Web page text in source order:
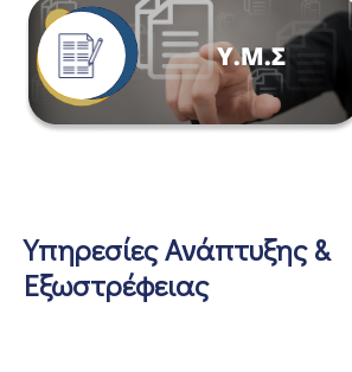
Υπηρεσίες Ανάπτυξης &
Εξωστρέφειας